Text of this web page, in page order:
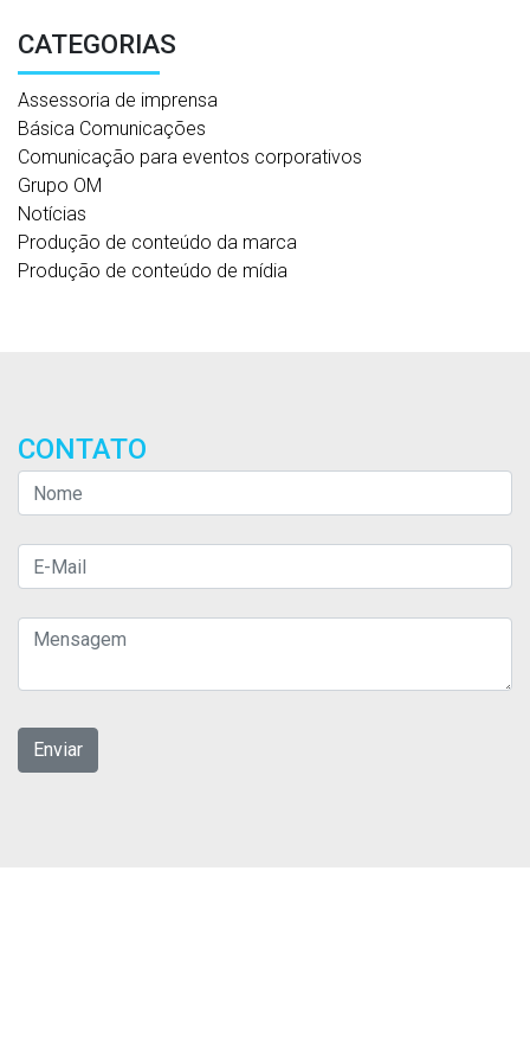
CATEGORIAS
Assessoria de imprensa
Básica Comunicações
Comunicação para eventos corporativos
Grupo OM
Notícias
Produção de conteúdo da marca
Produção de conteúdo de mídia
CONTATO